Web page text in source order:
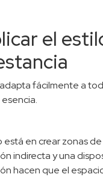
el
fácilmente a
está en crear zonas
indirecta y una
hacen que el